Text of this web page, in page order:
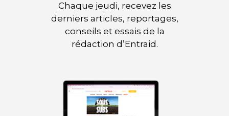
Chaque jeudi, recevez les
derniers articles, reportages,
conseils et essais de la
rédaction d’Entraid.